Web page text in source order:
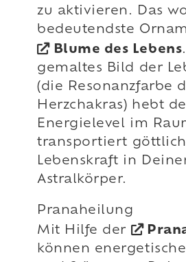
zu aktivieren. Das
bedeutendste
Blume des Lebens
gemaltes Bild der
(die Resonanzfarbe
Herzchakras) hebt
Energielevel im
transportiert
Lebenskraft in
Astralkörper.
Pranaheilung
Mit Hilfe der
können